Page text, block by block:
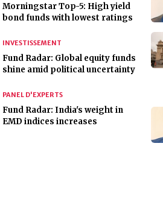
Morningstar Top-5: High yield
bond funds with lowest ratings
INVESTISSEMENT
Fund Radar: Global equity funds
shine amid political uncertainty
PANEL D'EXPERTS
Fund Radar: India's weight in
EMD indices increases